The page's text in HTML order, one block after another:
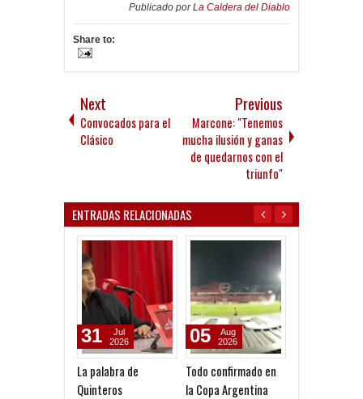
Publicado porLa Caldera del Diablo
Share to:
Next
Convocados para el
Clásico
Previous
Marcone: "Tenemos
mucha ilusión y ganas
de quedarnos con el
triunfo"
ENTRADAS RELACIONADAS
La palabra de
Quinteros
31
Jul
2026
Todo confirmado en
la Copa Argentina
05
Aug
2026